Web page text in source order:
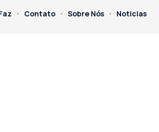
Contato Sobre Nós Noticias